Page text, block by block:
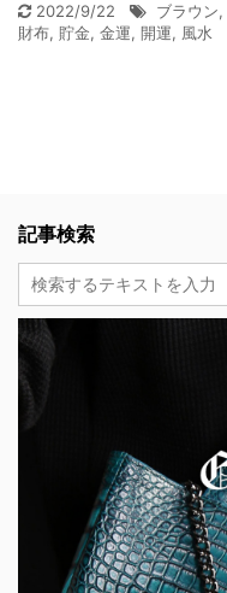
2022/9/22 ブラウン,
財布, 貯金, 金運, 開運, 風水
記事検索